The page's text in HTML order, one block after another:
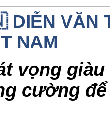
DIỄN VĂN
NAM
vọng
cường